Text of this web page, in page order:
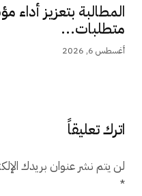
المطالبة بتعزيز
متطلبات...
أغسطس 6, 2026
اترك تعليقاً
لن يتم نشر عنوان بريدك
*